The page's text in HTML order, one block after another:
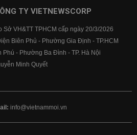
TY VIETNEWSCORP
Sở VH&TT TPHCM cấp ngày 20/3/2026
Biên Phủ - Phường Gia Định - TP.HCM
Phú - Phường Ba Đình - TP. Hà Nội
Minh Quyết
info@vietnammoi.vn